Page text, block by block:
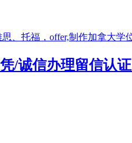
/诚信办理留信认